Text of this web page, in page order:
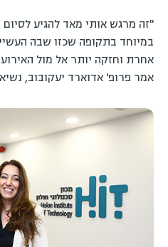
"זה מרגש אותי מאד להגיע
במיוחד בתקופה שכזו שבה
אחרת וחזקה יותר אל מול
אמר פרופ' אדוארד יעקובוב, נשיא HIT.